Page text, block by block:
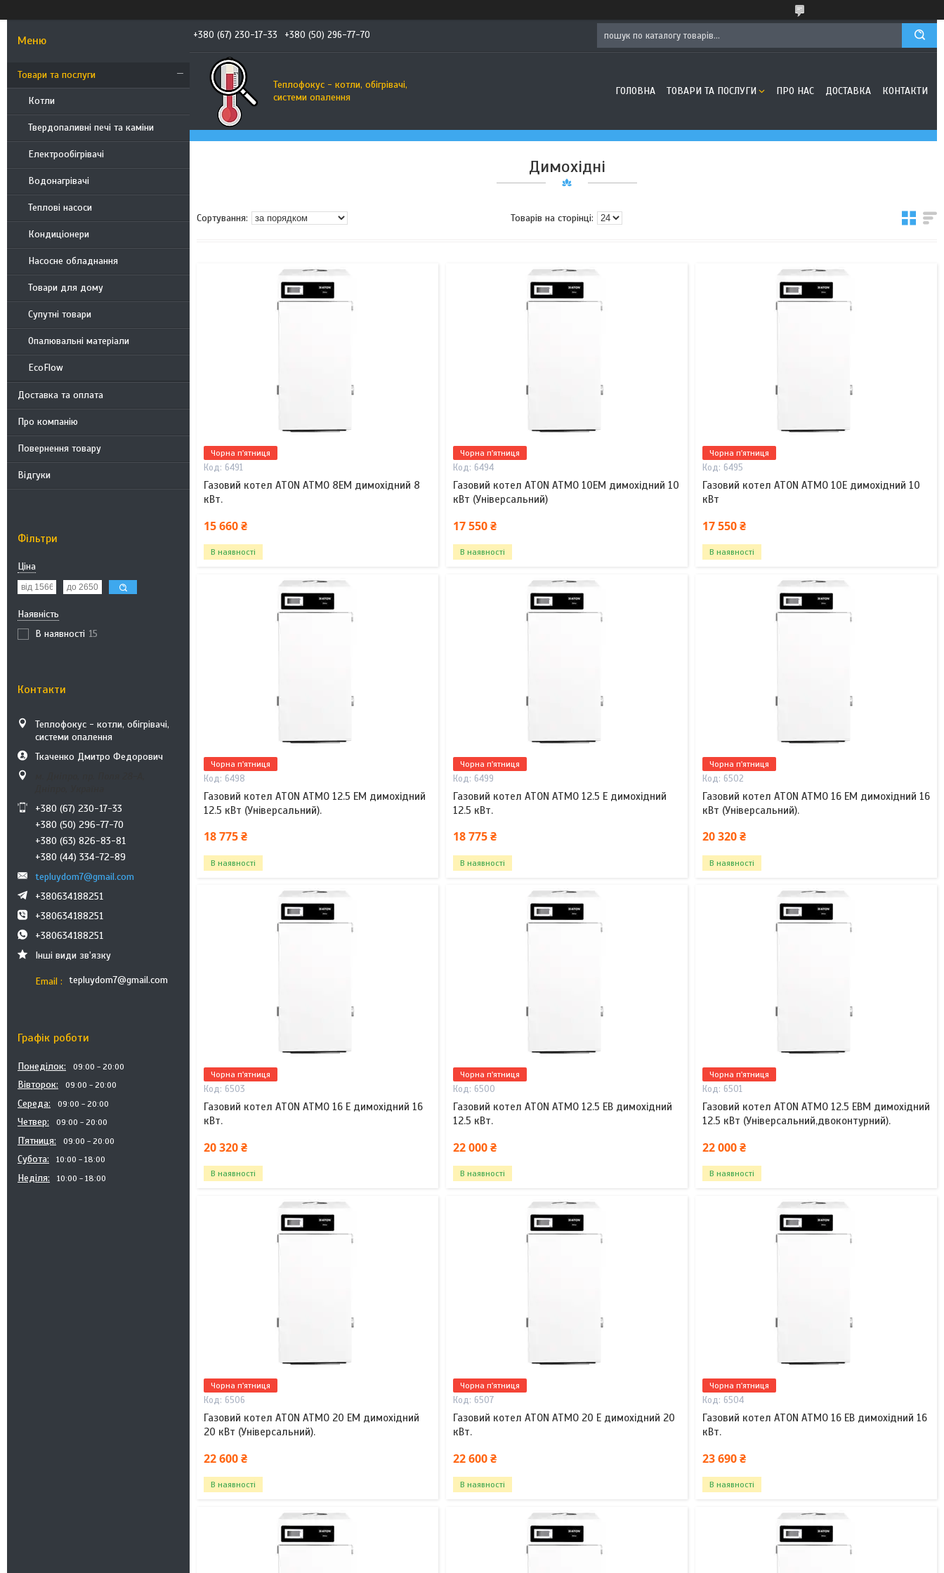
Товари та послуги
Котли
Твердопаливні печі та каміни
Електрообігрівачі
Водонагрівачі
Теплові насоси
Кондиціонери
Насосне обладнання
Товари для дому
Супутні товари
Опалювальні матеріали
EcoFlow
Доставка та оплата
Про компанію
Повернення товару
Відгуки
Фільтри
Ціна
Наявність
В наявності 15
Контакти
Теплофокус - котли, обігрівачі,
системи опалення
Ткаченко Дмитро Федорович
+380 (67) 230-17-33
+380 (50) 296-77-70
+380 (63) 826-83-81
+380 (44) 334-72-89
tepluydom7@gmail.com
+380634188251
+380634188251
+380634188251
Інші види зв'язку
Email tepluydom7@gmail.com
Графік роботи
Понеділок 09:00 20:00
Вівторок 09:00 20:00
Середа 09:00 20:00
Четвер 09:00 20:00
Пʼятниця 09:00 20:00
Субота 10:00 18:00
Неділя 10:00 18:00
+380 (67) 230-17-33 +380 (50) 296-77-70
Теплофокус - котли, обігрівачі,
системи опалення
ГОЛОВНА ТОВАРИ ТА ПОСЛУГИ ПРО НАС ДОСТАВКА КОНТАКТИ
Димохідні
Чорна п'ятниця
6491
Газовий котел ATON ATMO 8EM димохідний 8
кВт.
15 660 ₴
В наявності
Чорна п'ятниця
6494
Газовий котел ATON ATMO 10EM димохідний 10
кВт (Універсальний)
17 550 ₴
В наявності
Чорна п'ятниця
6495
Газовий котел ATON ATMO 10E димохідний 10
кВт
17 550 ₴
В наявності
Чорна п'ятниця
6498
Газовий котел ATON ATMO 12.5 EM димохідний
12.5 кВт (Універсальний).
18 775 ₴
В наявності
Чорна п'ятниця
6499
Газовий котел ATON ATMO 12.5 E димохідний
12.5 кВт.
18 775 ₴
В наявності
Чорна п'ятниця
6502
Газовий котел ATON ATMO 16 EM димохідний 16
кВт (Універсальний).
20 320 ₴
В наявності
Чорна п'ятниця
6503
Газовий котел ATON ATMO 16 E димохідний 16
кВт.
20 320 ₴
В наявності
Чорна п'ятниця
6500
Газовий котел ATON ATMO 12.5 EB димохідний
12.5 кВт.
22 000 ₴
В наявності
Чорна п'ятниця
6501
Газовий котел ATON ATMO 12.5 EBM димохідний
12.5 кВт (Універсальний,двоконтурний).
22 000 ₴
В наявності
Чорна п'ятниця
6506
Газовий котел ATON ATMO 20 ЕМ димохідний
20 кВт (Універсальний).
22 600 ₴
В наявності
Чорна п'ятниця
6507
Газовий котел ATON ATMO 20 Е димохідний 20
кВт.
22 600 ₴
В наявності
Чорна п'ятниця
6504
Газовий котел ATON ATMO 16 EB димохідний 16
кВт.
23 690 ₴
В наявності